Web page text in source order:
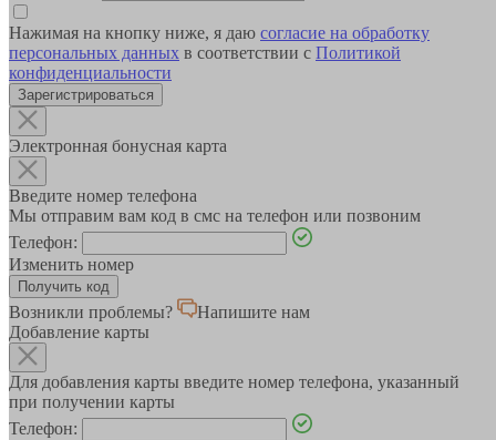
Нажимая на кнопку ниже, я даю согласие на обработку
персональных данных в соответствии с Политикой
конфиденциальности
Зарегистрироваться
Электронная бонусная карта
Введите номер телефона
Мы отправим вам код в смс на телефон или позвоним
Телефон:
Изменить номер
Возникли проблемы?
Напишите нам
Добавление карты
Для добавления карты введите номер телефона, указанный
при получении карты
Телефон: